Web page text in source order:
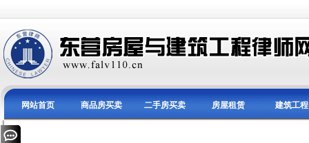
网站首页 商品房买卖 二手房买卖 房屋租赁 建筑工程